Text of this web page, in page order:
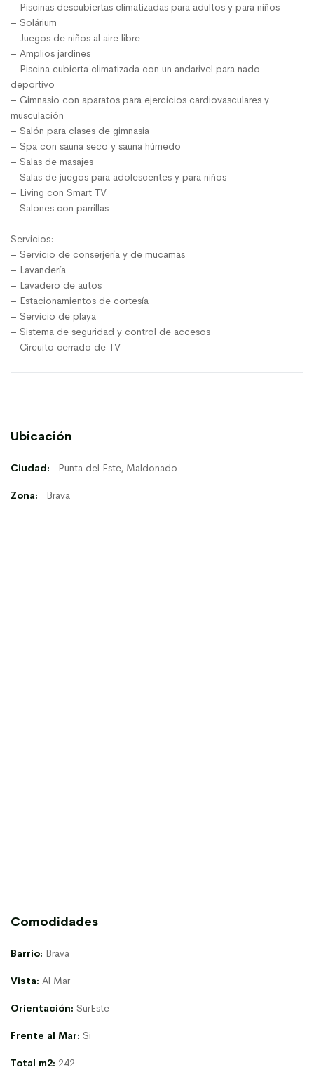
– Piscinas descubiertas climatizadas para adultos y para niños
– Solárium
– Juegos de niños al aire libre
– Amplios jardines
– Piscina cubierta climatizada con un andarivel para nado
deportivo
– Gimnasio con aparatos para ejercicios cardiovasculares y
musculación
– Salón para clases de gimnasia
– Spa con sauna seco y sauna húmedo
– Salas de masajes
– Salas de juegos para adolescentes y para niños
– Living con Smart TV
– Salones con parrillas
Servicios:
– Servicio de conserjería y de mucamas
– Lavandería
– Lavadero de autos
– Estacionamientos de cortesía
– Servicio de playa
– Sistema de seguridad y control de accesos
– Circuito cerrado de TV
Ubicación
Ciudad: Punta del Este, Maldonado
Zona: Brava
Comodidades
Barrio: Brava
Vista: Al Mar
Orientación: SurEste
Frente al Mar: Si
Total m2: 242